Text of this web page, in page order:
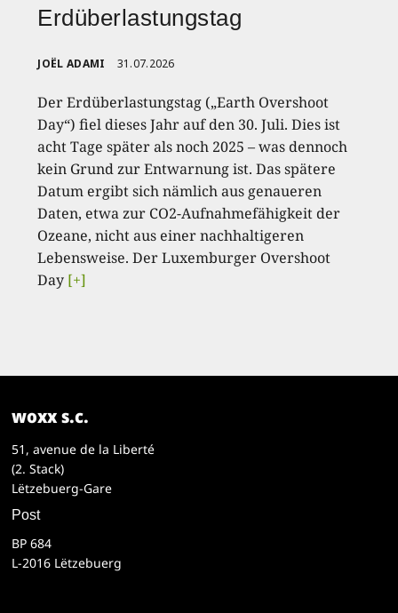
Erdüberlastungstag
JOËL ADAMI 31.07.2026
Der Erdüberlastungstag („Earth Overshoot
Day“) fiel dieses Jahr auf den 30. Juli. Dies ist
acht Tage später als noch 2025 – was dennoch
kein Grund zur Entwarnung ist. Das spätere
Datum ergibt sich nämlich aus genaueren
Daten, etwa zur CO2-Aufnahmefähigkeit der
Ozeane, nicht aus einer nachhaltigeren
Lebensweise. Der Luxemburger Overshoot
Day [+]
woxx s.c.
51, avenue de la Liberté
(2. Stack)
Lëtzebuerg-Gare
Post
BP 684
L-2016 Lëtzebuerg